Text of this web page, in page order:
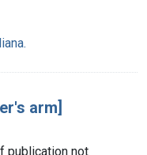
arm]
publication not